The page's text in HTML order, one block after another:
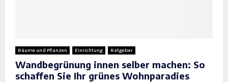
Bäume und Pflanzen Einrichtung Ratgeber
Wandbegrünung innen selber machen: So
schaffen Sie Ihr grünes Wohnparadies